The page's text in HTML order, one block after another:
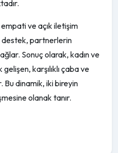
empati ve açık iletişim
destek, partnerlerin
Sonuç olarak, kadın ve
karşılıklı çaba ve
Bu dinamik, iki bireyin
olanak tanır.